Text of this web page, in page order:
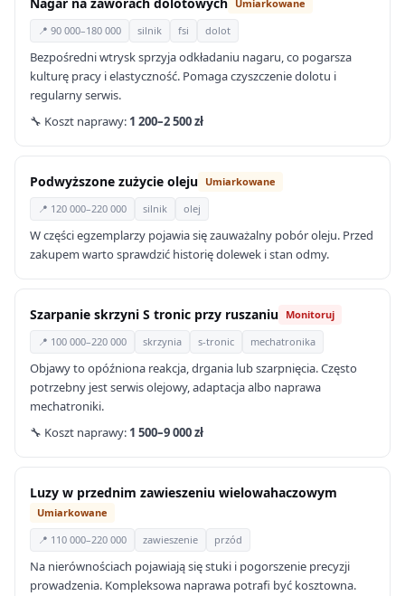
Umiarkowane
📍 90 000–180 000 silnik fsi dolot
Bezpośredni wtrysk sprzyja odkładaniu nagaru, co pogarsza
kulturę pracy i elastyczność. Pomaga czyszczenie dolotu i
regularny serwis.
🔧 Koszt naprawy: 1 200–2 500 zł
Podwyższone zużycie oleju Umiarkowane
📍 120 000–220 000 silnik olej
W części egzemplarzy pojawia się zauważalny pobór oleju. Przed
zakupem warto sprawdzić historię dolewek i stan odmy.
Szarpanie skrzyni S tronic przy ruszaniu Monitoruj
📍 100 000–220 000 skrzynia s-tronic mechatronika
Objawy to opóźniona reakcja, drgania lub szarpnięcia. Często
potrzebny jest serwis olejowy, adaptacja albo naprawa
mechatroniki.
🔧 Koszt naprawy: 1 500–9 000 zł
Luzy w przednim zawieszeniu wielowahaczowym
Umiarkowane
📍 110 000–220 000
zawieszenie przód
Na nierównościach pojawiają się stuki i pogorszenie precyzji
prowadzenia. Kompleksowa naprawa potrafi być kosztowna.